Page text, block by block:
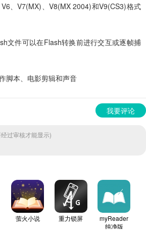
、V7(MX)、V8(MX 2004)和V9(CS3)格式
文件可以在Flash转换前进行交互或逐帧捕
脚本、电影剪辑和声音
我要评论
过审核才能显示)
萤火小说 重力锁屏
myReader
纯净版